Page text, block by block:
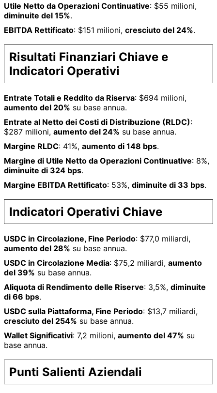
Utile Netto da Operazioni Continuative: $55 milioni,
diminuite del 15%.
EBITDA Rettificato: $151 milioni, cresciuto del 24%.
Risultati Finanziari Chiave e
Indicatori Operativi
Entrate Totali e Reddito da Riserva: $694 milioni,
aumento del 20% su base annua.
Entrate al Netto dei Costi di Distribuzione (RLDC):
$287 milioni, aumento del 24% su base annua.
Margine RLDC: 41%, aumento di 148 bps.
Margine di Utile Netto da Operazioni Continuative: 8%,
diminuite di 324 bps.
Margine EBITDA Rettificato: 53%, diminuite di 33 bps.
Indicatori Operativi Chiave
USDC in Circolazione, Fine Periodo: $77,0 miliardi,
aumento del 28% su base annua.
USDC in Circolazione Media: $75,2 miliardi, aumento
del 39% su base annua.
Aliquota di Rendimento delle Riserve: 3,5%, diminuite
di 66 bps.
USDC sulla Piattaforma, Fine Periodo: $13,7 miliardi,
cresciuto del 254% su base annua.
Wallet Significativi: 7,2 milioni, aumento del 47% su
base annua.
Punti Salienti Aziendali